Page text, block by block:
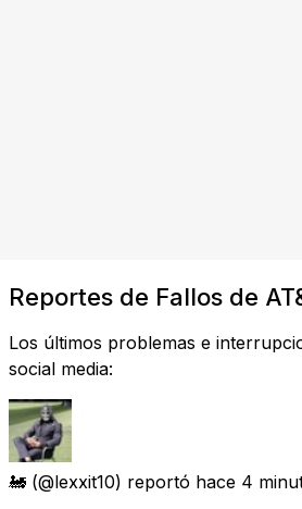
Reportes de Fallos de
Los últimos problemas e
social media:
🚂 (@lexxit10) reportó hace 4